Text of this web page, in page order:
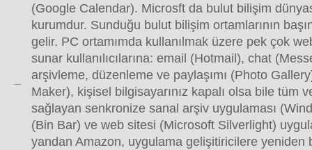
(Google Calendar). Microsft da bulut bilişim
kurumdur. Sunduğu bulut bilişim ortamlarının
gelir. PC ortamımda kullanılmak üzere pek çok
sunar kullanılıcılarına: email (Hotmail), chat
arşivleme, düzenleme ve paylaşımı (Photo
Maker), kişisel bilgisayarınız kapalı olsa bile tüm
sağlayan senkronize sanal arşiv uygulaması
(Bin Bar) ve web sitesi (Microsoft Silverlight)
yandan Amazon, uygulama gelişitiricilere yeniden